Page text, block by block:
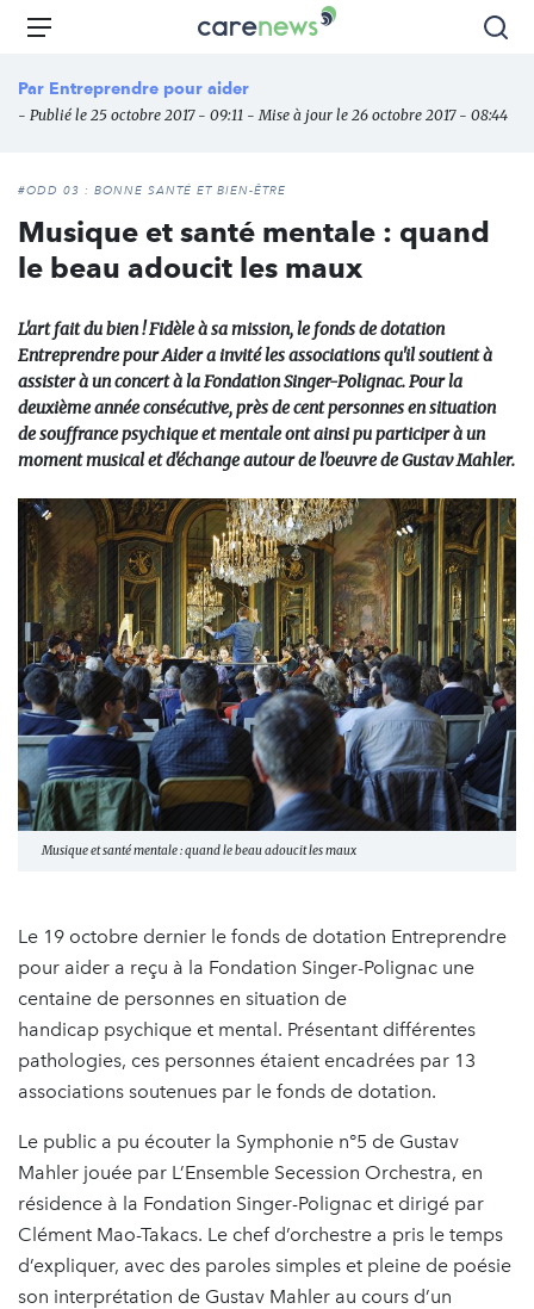
Aller
principal
Carenews,
média
des
l'engagement
Menu
Par Entreprendre pour aider
- Publié le 25 octobre 2017 - 09:11 - Mise à jour le 26 octobre 2017 - 08:44
#ODD 03 : BONNE SANTÉ ET BIEN-ÊTRE
Musique et santé mentale : quand
le beau adoucit les maux
L'art fait du bien ! Fidèle à sa mission, le fonds de dotation
Entreprendre pour Aider a invité les associations qu'il soutient à
assister à un concert à la Fondation Singer-Polignac. Pour la
deuxième année consécutive, près de cent personnes en situation
de souffrance psychique et mentale ont ainsi pu participer à un
moment musical et d'échange autour de l'oeuvre de Gustav Mahler.
Musique et santé mentale : quand le beau adoucit les maux
Le 19 octobre dernier le fonds de dotation Entreprendre
pour aider a reçu à la Fondation Singer-Polignac une
centaine de personnes en situation de
handicap psychique et mental. Présentant différentes
pathologies, ces personnes étaient encadrées par 13
associations soutenues par le fonds de dotation.
Le public a pu écouter la Symphonie n°5 de Gustav
Mahler jouée par L’Ensemble Secession Orchestra, en
résidence à la Fondation Singer-Polignac et dirigé par
Clément Mao-Takacs. Le chef d’orchestre a pris le temps
d’expliquer, avec des paroles simples et pleine de poésie
son interprétation de Gustav Mahler au cours d’un